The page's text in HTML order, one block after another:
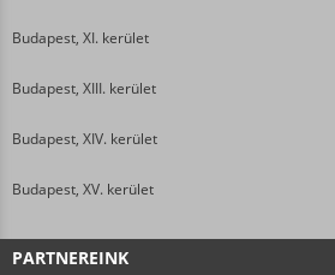
Budapest, XI. kerület
Budapest, XIII. kerület
Budapest, XIV. kerület
Budapest, XV. kerület
PARTNEREINK